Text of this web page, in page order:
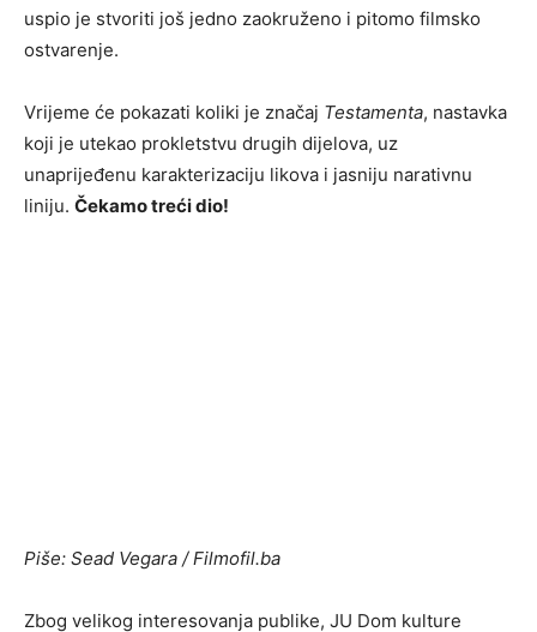
uspio je stvoriti još jedno zaokruženo i pitomo filmsko
ostvarenje.
Vrijeme će pokazati koliki je značaj Testamenta, nastavka
koji je utekao prokletstvu drugih dijelova, uz
unaprijeđenu karakterizaciju likova i jasniju narativnu
liniju. Čekamo treći dio!
Piše: Sead Vegara / Filmofil.ba
Zbog velikog interesovanja publike, JU Dom kulture